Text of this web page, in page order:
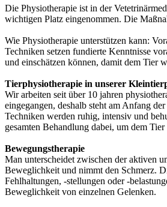
Die Physiotherapie ist in der
wichtigen Platz eingenommen. Die
Wie Physiotherapie unterstützen kann:
Techniken setzen fundierte Kenntnisse
und einschätzen können, damit dem Tier
Tierphysiotherapie in unserer
Wir arbeiten seit über 10 jahren
eingegangen, deshalb steht am Anfang
Techniken werden ruhig, intensiv und
gesamten Behandlung dabei, um dem
Bewegungstherapie
Man unterscheidet zwischen der aktiven
Beweglichkeit und nimmt den Schmerz.
Fehlhaltungen, -stellungen oder -
Beweglichkeit von einzelnen Gelenken.